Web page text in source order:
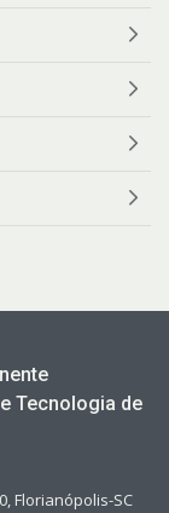
Tecnologia de
Florianópolis-SC